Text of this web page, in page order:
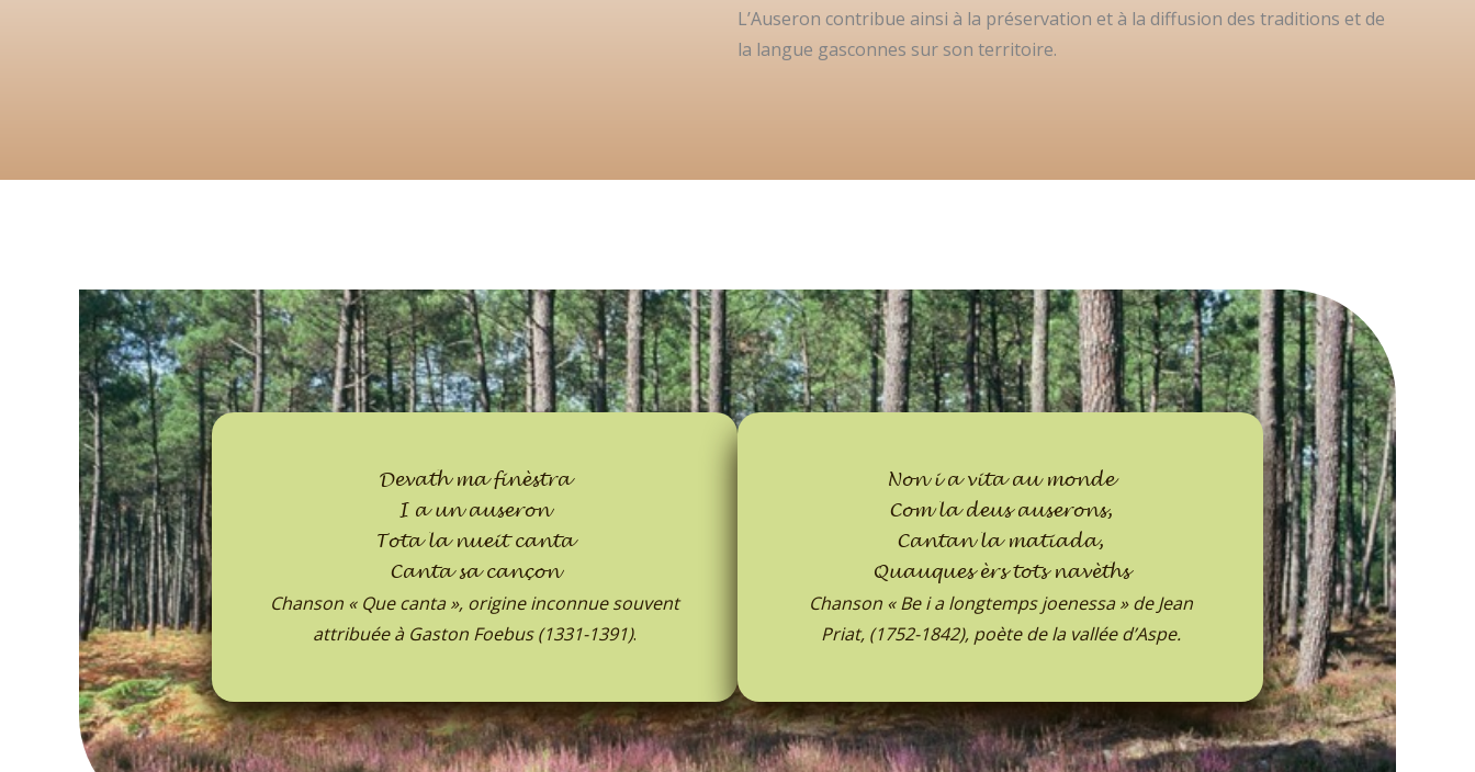
L’Auseron contribue ainsi à la préservation et à la diffusion des traditions et de
la langue gasconnes sur son territoire.
Devath ma finèstra
I a un auseron
Tota la nueit canta
Canta sa cançon
Chanson « Que canta », origine inconnue souvent
attribuée à Gaston Foebus (1331-1391).
Non i a vita au monde
Com la deus auserons,
Cantan la matiada,
Quauques èrs tots navèths
Chanson « Be i a longtemps joenessa » de Jean
Priat, (1752-1842), poète de la vallée d’Aspe.